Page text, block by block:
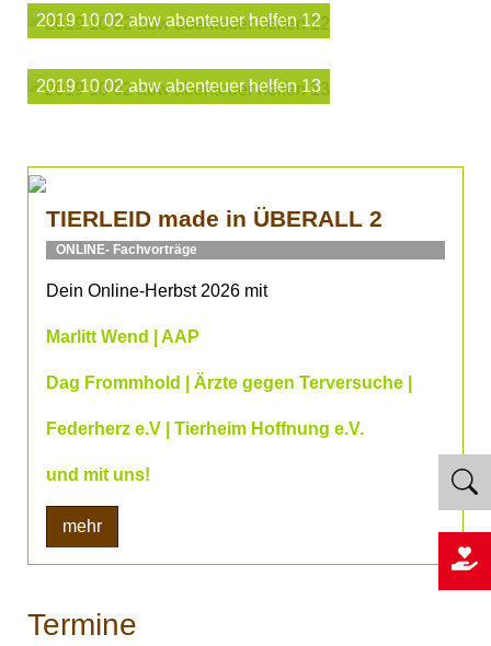
2019 10 02 abw abenteuer helfen 12
2019 10 02 abw abenteuer helfen 13
TIERLEID made in ÜBERALL 2
ONLINE- Fachvorträge
Dein Online-Herbst 2026 mit
Marlitt Wend | AAP
Dag Frommhold | Ärzte gegen Terversuche |
Federherz e.V | Tierheim Hoffnung e.V.
und mit uns!
mehr
Termine